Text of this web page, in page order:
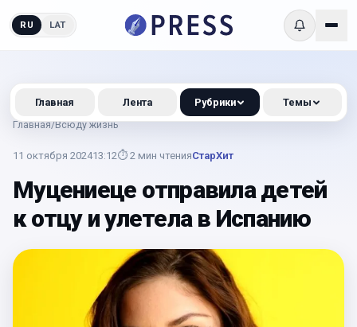
RU LAT
Главная/Всюду жизнь
11 октября 202413:12⏱ 2 мин чтенияСтарХит
Муцениеце отправила детей
к отцу и улетела в Испанию
Главная Лента Рубрики Темы